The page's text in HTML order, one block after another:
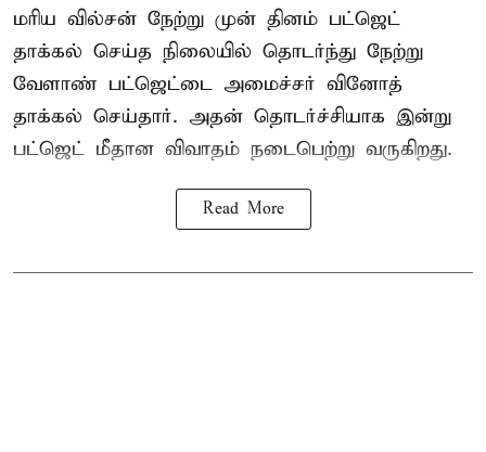
மரிய வில்சன் நேற்று முன் தினம் பட்ஜெட்
தாக்கல் செய்த நிலையில் தொடர்ந்து நேற்று
வேளாண் பட்ஜெட்டை அமைச்சர் வினோத்
தாக்கல் செய்தார். அதன் தொடர்ச்சியாக இன்று
பட்ஜெட் மீதான விவாதம் நடைபெற்று வருகிறது.
Read More